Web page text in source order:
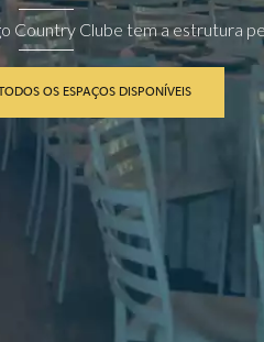
Country Clube tem a estrutura
OS ESPAÇOS DISPONÍVEIS